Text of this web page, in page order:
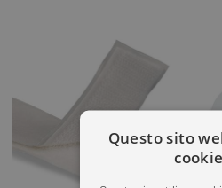
Questo sito
cookie